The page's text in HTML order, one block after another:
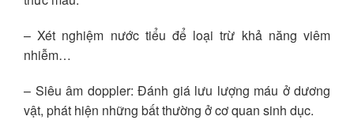
– Xét nghiệm nước tiểu để loại trừ khả năng viêm
nhiễm…
– Siêu âm doppler: Đánh giá lưu lượng máu ở dương
vật, phát hiện những bất thường ở cơ quan sinh dục.